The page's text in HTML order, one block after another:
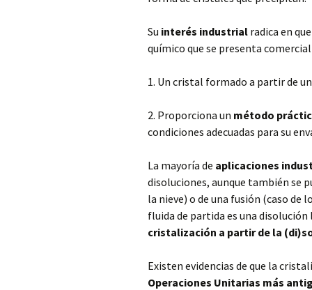
Su interés industrial radica en
químico que se presenta
1. Un cristal formado a partir de
2. Proporciona un método
condiciones adecuadas para su
La mayoría de aplicaciones
disoluciones, aunque también se
la nieve) o de una fusión (caso de
fluida de partida es una
cristalización a partir de la
Existen evidencias de que la
Operaciones Unitarias más